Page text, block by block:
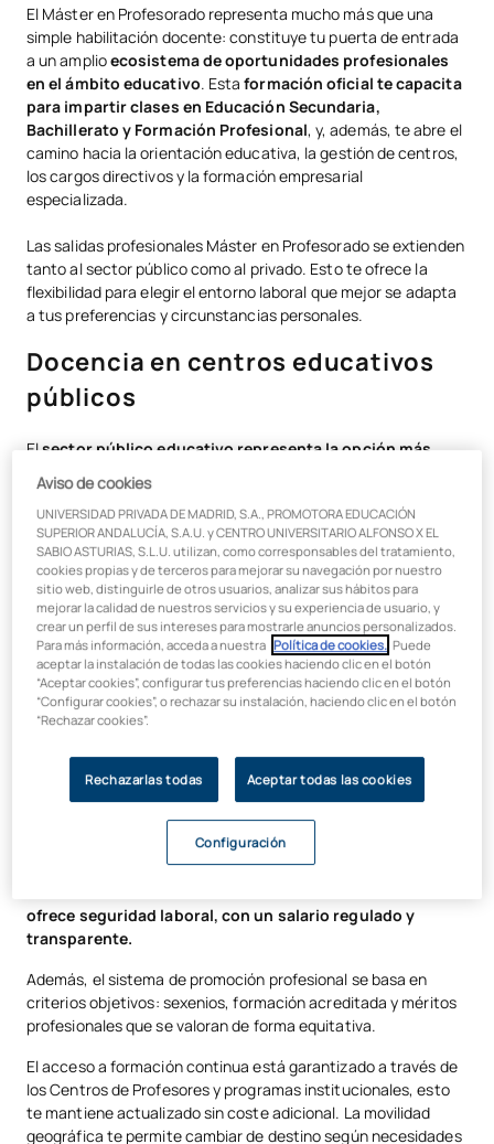
públicos
concertados
educativa
empresarial
El Máster en Profesorado representa mucho más que una
simple habilitación docente: constituye tu puerta de entrada
a un amplioecosistema de oportunidades profesionales
en el ámbito educativo. Estaformación oficial te capacita
para impartir clases en Educación Secundaria,
Bachillerato y Formación Profesional, y, además, te abre el
camino hacia la orientación educativa, la gestión de centros,
los cargos directivos y la formación empresarial
especializada.
Las salidas profesionales Máster en Profesorado se extienden
tanto al sector público como al privado. Esto te ofrece la
flexibilidad para elegir el entorno laboral que mejor se adapta
a tus preferencias y circunstancias personales.
Docencia en centros educativos
públicos
Elsector público educativo representa la opción más
establepara los titulados del máster en profesorado, ya que
ofrece seguridad laboral y un sistema de promoción
transparente. Para acceder como funcionario docente
necesitas elmáster habilitante, una titulación universitaria
afín a tu especialidad, nacionalidad española o de la UE, y
superar las oposiciones correspondientes. En elportal del
Ministerio de Educaciónpodrás encontrar los requisitos
generales y otros específicos por Comunidad Autónoma.
Las oposiciones docentes incluyen pruebas de conocimientos
específicos y capacidades pedagógicas, donde tu formación
del máster resulta crucial para demostrar competencias
Ventajas de trabajar en centros públicos
Los centros educativos públicos ofrecen beneficios que
convierten la función docente en una opción profesional
ofrece seguridad laboral, con un salario regulado y
transparente.
Además, el sistema de promoción profesional se basa en
criterios objetivos: sexenios, formación acreditada y méritos
profesionales que se valoran de forma equitativa.
El acceso a formación continua está garantizado a través de
los Centros de Profesores y programas institucionales, esto
te mantiene actualizado sin coste adicional. La movilidad
geográfica te permite cambiar de destino según necesidades
Aviso de cookies
UNIVERSIDAD PRIVADA DE MADRID, S.A., PROMOTORA EDUCACIÓN
SUPERIOR ANDALUCÍA, S.A.U. y CENTRO UNIVERSITARIO ALFONSO X EL
SABIO ASTURIAS, S.L.U. utilizan, como corresponsables del tratamiento,
cookies propias y de terceros para mejorar su navegación por nuestro
sitio web, distinguirle de otros usuarios, analizar sus hábitos para
mejorar la calidad de nuestros servicios y su experiencia de usuario, y
crear un perfil de sus intereses para mostrarle anuncios personalizados.
Para más información, acceda a nuestra Política de cookies. . Puede
aceptar la instalación de todas las cookies haciendo clic en el botón
“Aceptar cookies”, configurar tus preferencias haciendo clic en el botón
“Configurar cookies”, o rechazar su instalación, haciendo clic en el botón
“Rechazar cookies”.
Rechazarlas todas Aceptar todas las cookies
Configuración